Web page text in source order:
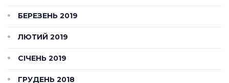
БЕРЕЗЕНЬ 2019
ЛЮТИЙ 2019
СІЧЕНЬ 2019
ГРУДЕНЬ 2018